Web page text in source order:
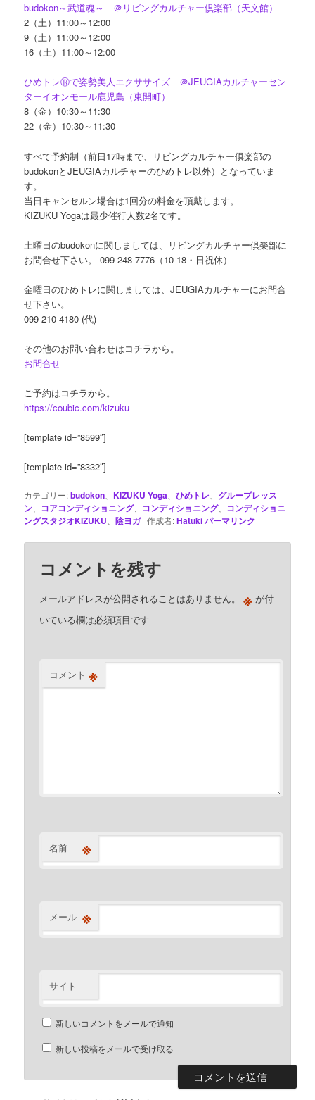
budokon～武道魂～ ＠リビングカルチャー倶楽部（天文館）
2（土）11:00～12:00
9（土）11:00～12:00
16（土）11:00～12:00
ひめトレⓇで姿勢美人エクササイズ ＠JEUGIAカルチャーセン
ターイオンモール鹿児島（東開町）
8（金）10:30～11:30
22（金）10:30～11:30
すべて予約制（前日17時まで、リビングカルチャー倶楽部の
budokonとJEUGIAカルチャーのひめトレ以外）となっていま
す。
当日キャンセルン場合は1回分の料金を頂戴します。
KIZUKU Yogaは最少催行人数2名です。
土曜日のbudokonに関しましては、リビングカルチャー倶楽部に
お問合せ下さい。 099-248-7776（10-18・日祝休）
金曜日のひめトレに関しましては、JEUGIAカルチャーにお問合
せ下さい。
099-210-4180 (代)
その他のお問い合わせはコチラから。
お問合せ
ご予約はコチラから。
https://coubic.com/kizuku
[template id=”8599″]
[template id=”8332″]
カテゴリー:budokon、KIZUKU Yoga、ひめトレ、 グループレッス
ン、 コアコンディショニング、 コンディショニング、 コンディショニ
ングスタジオKIZUKU、陰ヨガ作成者:Hatukiパーマリンク
コメントを残す
メールアドレスが公開されることはありません。 ※ が付
いている欄は必須項目です
コメント ※
名前 ※
メール ※
サイト
新しいコメントをメールで通知
新しい投稿をメールで受け取る